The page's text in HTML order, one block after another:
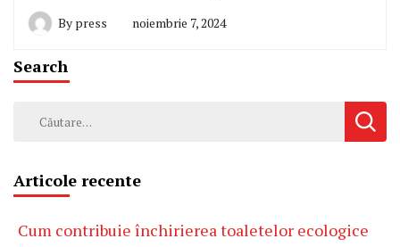
By press noiembrie 7, 2024
Search
Caută
Articole recente
Cum contribuie închirierea toaletelor ecologice